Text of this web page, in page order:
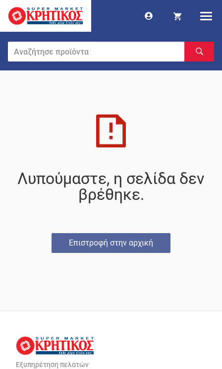
Λυπούμαστε, η σελίδα δεν
βρέθηκε.
Επιστροφή στην αρχική
Εξυπηρέτηση πελατών